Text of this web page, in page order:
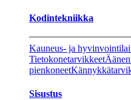
Kodintekniikka
Kauneus- ja
Tietokonetarvikkeet
pienkoneet
Sisustus